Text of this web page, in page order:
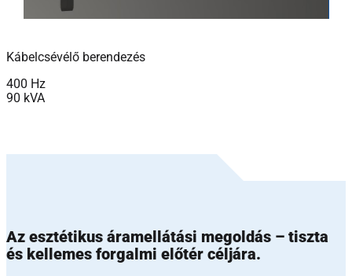
Kábelcsévélő berendezés
400 Hz
90 kVA
Az esztétikus áramellátási megoldás – tiszta
és kellemes forgalmi előtér céljára.